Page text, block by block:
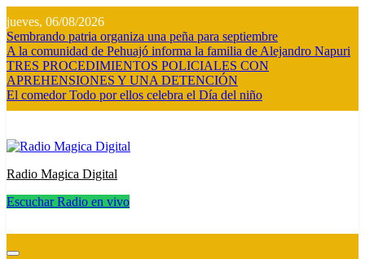
al
contenido
jueves, 06/08/2026
Sembrando patria organiza una peña para septiembre
A la comunidad de Pehuajó informa la familia de Alejandro Napuri
TRES PROCEDIMIENTOS POLICIALES CON
APREHENSIONES Y UNA DETENCIÓN
El comedor Todo por ellos celebra el Día del niño
Radio Magica Digital
Escuchar Radio en vivo